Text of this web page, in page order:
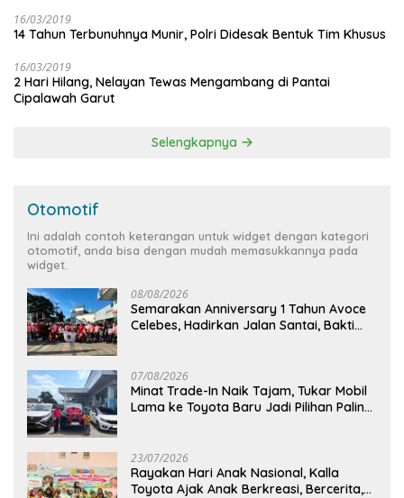
16/03/2019
14 Tahun Terbunuhnya Munir, Polri Didesak Bentuk Tim Khusus
16/03/2019
2 Hari Hilang, Nelayan Tewas Mengambang di Pantai
Cipalawah Garut
Selengkapnya
Otomotif
Ini adalah contoh keterangan untuk widget dengan kategori
otomotif, anda bisa dengan mudah memasukkannya pada
widget.
08/08/2026
Semarakan Anniversary 1 Tahun Avoce
Celebes, Hadirkan Jalan Santai, Bakti
07/08/2026
Minat Trade-In Naik Tajam, Tukar Mobil
Lama ke Toyota Baru Jadi Pilihan Paling
23/07/2026
Rayakan Hari Anak Nasional, Kalla
Toyota Ajak Anak Berkreasi, Bercerita,